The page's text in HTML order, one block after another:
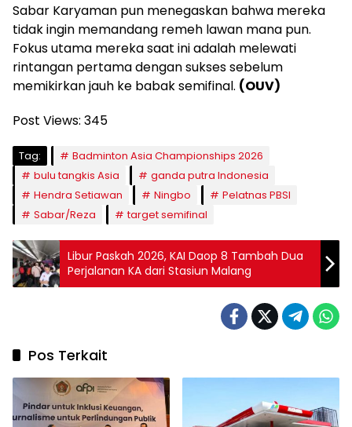
Sabar Karyaman pun menegaskan bahwa mereka
tidak ingin memandang remeh lawan mana pun.
Fokus utama mereka saat ini adalah melewati
rintangan pertama dengan sukses sebelum
memikirkan jauh ke babak semifinal. (OUV)
Post Views: 345
Tag:
Badminton Asia Championships 2026
bulu tangkis Asia
ganda putra Indonesia
Hendra Setiawan
Ningbo
Pelatnas PBSI
Sabar/Reza
target semifinal
Libur Paskah 2026, KAI Daop 8 Tambah Dua
Perjalanan KA dari Stasiun Malang
Pos Terkait